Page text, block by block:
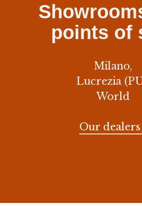
points of
Milano,
Lucrezia
World
Our dealers